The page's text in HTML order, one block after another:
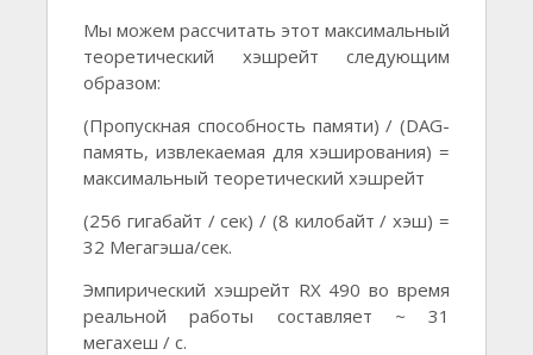
Мы можем рассчитать этот максимальный
теоретический хэшрейт следующим
образом:
(Пропускная способность памяти) / (DAG-
память, извлекаемая для хэширования) =
максимальный теоретический хэшрейт
(256 гигабайт / сек) / (8 килобайт / хэш) =
32 Мегагэша/сек.
Эмпирический хэшрейт RX 490 во время
реальной работы составляет ~ 31
мегахеш / с.